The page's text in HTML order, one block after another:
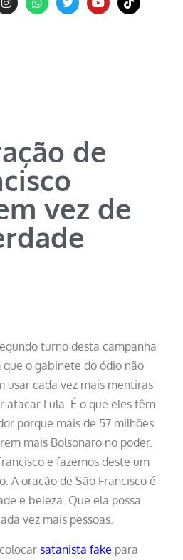
de
vez de
turno desta campanha
o gabinete do ódio não
usar cada vez mais mentiras
atacar Lula. É o que eles têm
porque mais de 57 milhões
mais Bolsonaro no poder.
e fazemos deste um
A oração de São Francisco é
e beleza. Que ela possa
vez mais pessoas.
satanista fake para